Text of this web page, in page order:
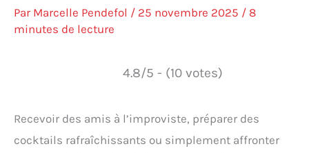
Par Marcelle Pendefol / 25 novembre 2025 / 8
minutes de lecture
4.8/5 - (10 votes)
Recevoir des amis à l’improviste, préparer des
cocktails rafraîchissants ou simplement affronter